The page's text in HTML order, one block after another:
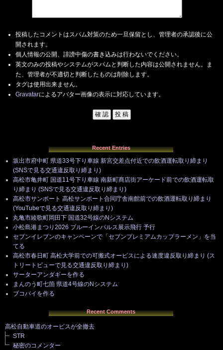
投稿したコメントはスパム対策のため一旦保留とし、管理者の承認後に公
開されます。
個人情報の公開、誹謗中傷の書き込みは行わないでください。
英文のみの投稿やシステムがスパムと判断した内容は公開されません。ま
た、管理者が不適切と判断したものは削除します。
タグは使用出来ません。
Gravatarによるアバター画像の表示に対応しています。
Recent Entries
坂出市府中町 県道33号下り車線 新宮交差点付近での飲酒運転取り締まり
(SNSで見る交通違反取り締まり)
高松市亀井町 国道11号下り車線 南新町商店街アーケード前での飲酒運転取
り締まり (SNSで見る交通違反取り締まり)
高松市サンポート 高松サンポート合同庁舎南館前での飲酒運転取り締まり
(YouTubeで見る交通違反取り締まり)
丸亀市綾歌町岡田下 国道32号線のNシステム
小松島港まつり2026 ブルーインパルス展示飛行 予行
セブンイレブンのキャンペーンで「セブンプレミアムカップラーメン」を当
てる
高松市春日町 高松大学前での可搬式オービスによる速度違反取り締まり (ス
トリートビューで見る交通違反取り締まり)
サーターアンダギーを作る
まんのう町七箇 県道4号線のNシステム
ブコパイを作る
Recent Comments
高松自動車道のオービスが全撤去
STR
秘密のコメンター